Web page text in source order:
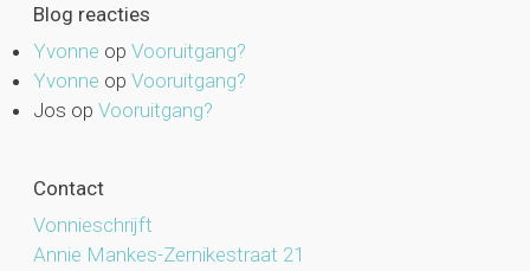
Blog reacties
Yvonne op Vooruitgang?
Yvonne op Vooruitgang?
Jos op Vooruitgang?
Contact
Vonnieschrijft
Annie Mankes-Zernikestraat 21